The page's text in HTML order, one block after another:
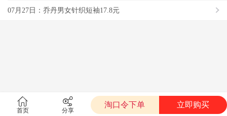
07月27日：乔丹男女针织短袖17.8元
首页 分享
淘口令下单 立即购买